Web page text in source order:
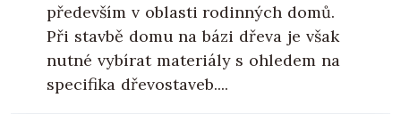
především v oblasti rodinných domů.
Při stavbě domu na bázi dřeva je však
nutné vybírat materiály s ohledem na
specifika dřevostaveb....